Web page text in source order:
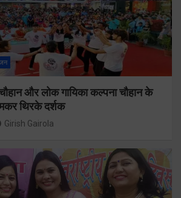
चौहान और लोक गायिका कल्पना चौहान के
थिरके दर्शक
Girish Gairola